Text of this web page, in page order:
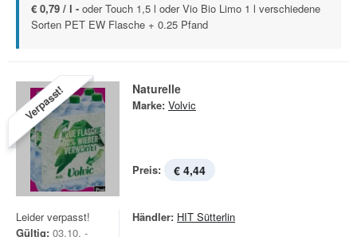
€ 0,79 / l - oder Touch 1,5 l oder Vio Bio Limo 1 l verschiedene
Sorten PET EW Flasche + 0.25 Pfand
Verpasst! Naturelle
Marke: Volvic
Preis: € 4,44
Leider verpasst!
Gültig: 03.10. -
Händler: HIT Sütterlin